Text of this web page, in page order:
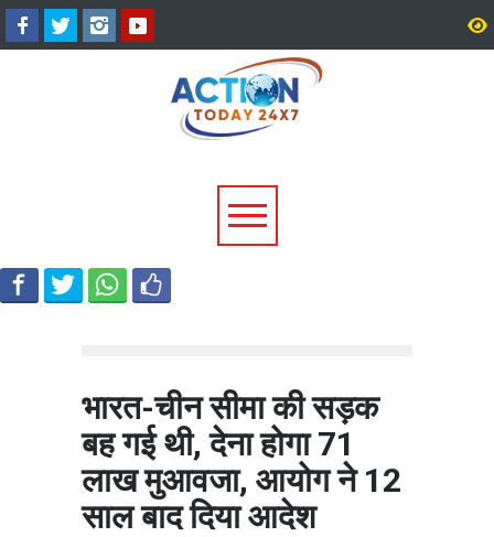
अल्मोड़ा के गांव से आसमान तक: रवि
टम्टा ने तैयार किया पर्सनल फ्लाइंग
व्हीकल, सफल ट्रायल से मची चर्चा
भारत-चीन सीमा की सड़क
बह गई थी, देना होगा 71
लाख मुआवजा, आयोग ने 12
साल बाद दिया आदेश